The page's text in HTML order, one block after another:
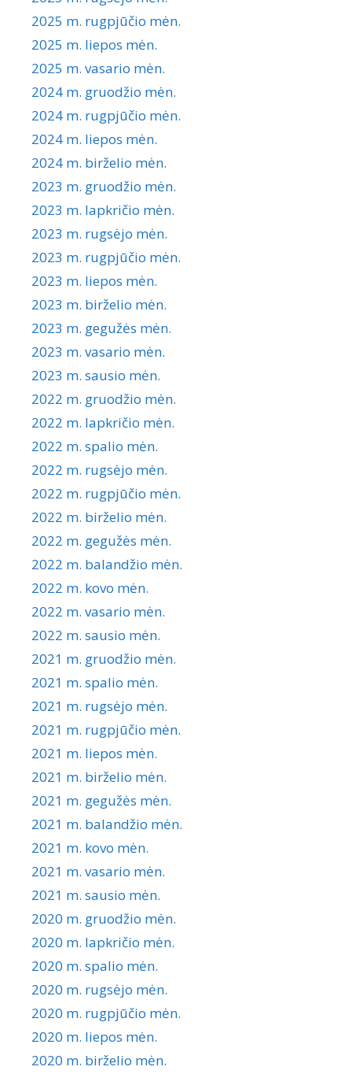
2025 m. rugpjūčio mėn.
2025 m. liepos mėn.
2025 m. vasario mėn.
2024 m. gruodžio mėn.
2024 m. rugpjūčio mėn.
2024 m. liepos mėn.
2024 m. birželio mėn.
2023 m. gruodžio mėn.
2023 m. lapkričio mėn.
2023 m. rugsėjo mėn.
2023 m. rugpjūčio mėn.
2023 m. liepos mėn.
2023 m. birželio mėn.
2023 m. gegužės mėn.
2023 m. vasario mėn.
2023 m. sausio mėn.
2022 m. gruodžio mėn.
2022 m. lapkričio mėn.
2022 m. spalio mėn.
2022 m. rugsėjo mėn.
2022 m. rugpjūčio mėn.
2022 m. birželio mėn.
2022 m. gegužės mėn.
2022 m. balandžio mėn.
2022 m. kovo mėn.
2022 m. vasario mėn.
2022 m. sausio mėn.
2021 m. gruodžio mėn.
2021 m. spalio mėn.
2021 m. rugsėjo mėn.
2021 m. rugpjūčio mėn.
2021 m. liepos mėn.
2021 m. birželio mėn.
2021 m. gegužės mėn.
2021 m. balandžio mėn.
2021 m. kovo mėn.
2021 m. vasario mėn.
2021 m. sausio mėn.
2020 m. gruodžio mėn.
2020 m. lapkričio mėn.
2020 m. spalio mėn.
2020 m. rugsėjo mėn.
2020 m. rugpjūčio mėn.
2020 m. liepos mėn.
2020 m. birželio mėn.